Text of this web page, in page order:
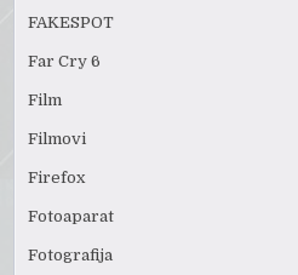
FAKESPOT
Far Cry 6
Film
Filmovi
Firefox
Fotoaparat
Fotografija